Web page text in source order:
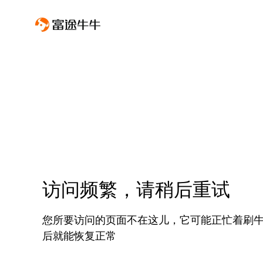
访问频繁，请稍后重试
您所要访问的页面不在这儿，它可能正忙着刷
后就能恢复正常